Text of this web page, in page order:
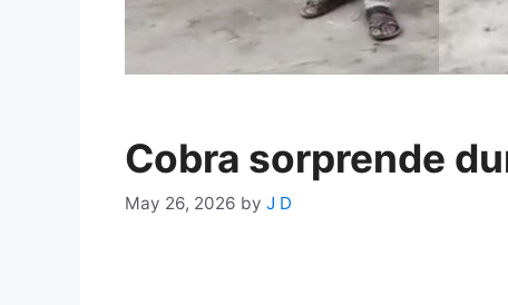
Cobra sorprende
May 26, 2026 by J D